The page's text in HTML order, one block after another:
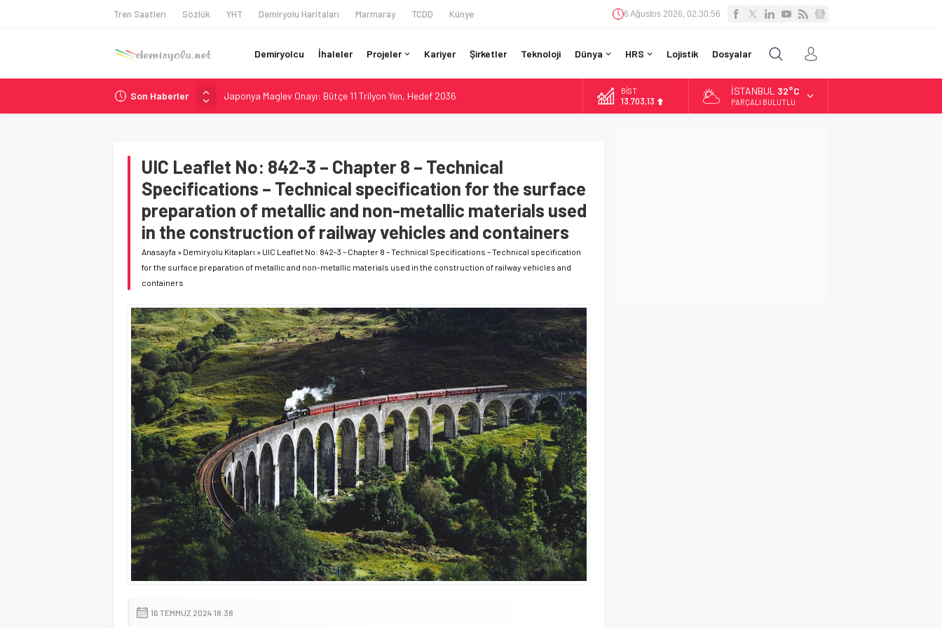
Tren Saatleri Sözlük YHT Demiryolu Haritaları Marmaray TCDD Künye 6 Ağustos 2026, 02:30:57
Demiryolcu İhaleler Projeler Kariyer Şirketler Teknoloji Dünya HRS Lojistik Dosyalar
Son Haberler
Toronto Metrosu’nda Kapasite %40 Artıyor: Hitachi Rail İmzaladı
Metrolinx’in 604 Milyon CAD’lik Toronto Uzatmasında Kazı Başladı
Siemens ve Stadler’dan Berlin S-Bahn’a 350 Trenlik Dev Sözleşme
BİST
13.703,13
İSTANBUL 32°C
PARÇALI BULUTLU
UIC Leaflet No: 842-3 – Chapter 8 – Technical
Specifications – Technical specification for the surface
preparation of metallic and non-metallic materials used
in the construction of railway vehicles and containers
Anasayfa » Demiryolu Kitapları » UIC Leaflet No: 842-3 – Chapter 8 – Technical Specifications – Technical specification
for the surface preparation of metallic and non-metallic materials used in the construction of railway vehicles and
containers
16 TEMMUZ 2024 18:38